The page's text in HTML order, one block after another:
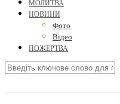
МОЛИТВА
НОВИНИ
Фото
Відео
ПОЖЕРТВА